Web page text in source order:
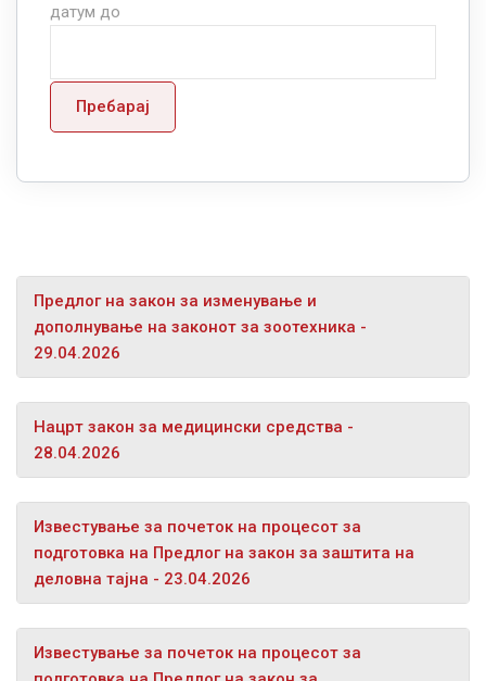
датум до
Пребарај
Предлог на закон за изменување и
дополнување на законот за зоотехника -
29.04.2026
Нацрт закон за медицински средства -
28.04.2026
Известување за почеток на процесот за
подготовка на Предлог на закон за заштита на
деловна тајна - 23.04.2026
Известување за почеток на процесот за